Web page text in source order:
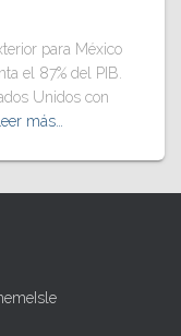
para México
el 87% del PIB.
Unidos con
Leer más…